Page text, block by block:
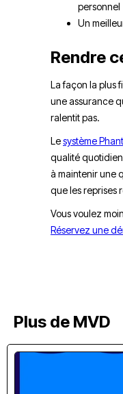
personnel
Un
Rendre
La façon la plus
une assurance
ralentit pas.
Lesystème
qualité
à maintenir une
que les reprises
Vous voulez
Réservez une
Plus de MVD